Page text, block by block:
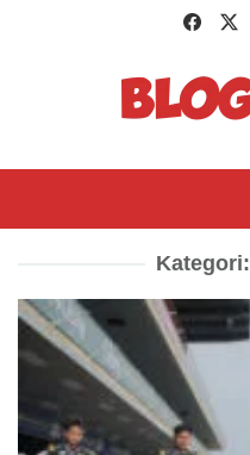
Kategori: